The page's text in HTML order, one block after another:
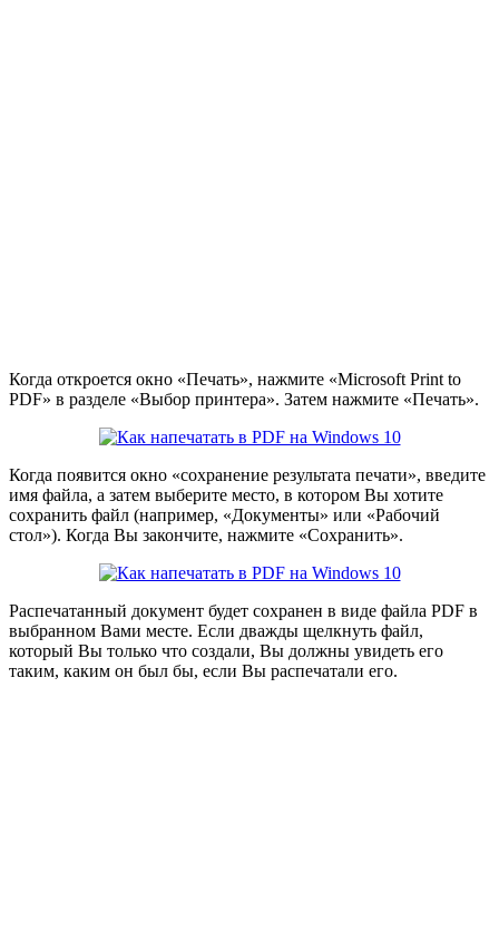
Когда откроется окно «Печать», нажмите «Microsoft Print to
PDF» в разделе «Выбор принтера». Затем нажмите «Печать».
Когда появится окно «сохранение результата печати», введите
имя файла, а затем выберите место, в котором Вы хотите
сохранить файл (например, «Документы» или «Рабочий
стол»). Когда Вы закончите, нажмите «Сохранить».
Распечатанный документ будет сохранен в виде файла PDF в
выбранном Вами месте. Если дважды щелкнуть файл,
который Вы только что создали, Вы должны увидеть его
таким, каким он был бы, если Вы распечатали его.